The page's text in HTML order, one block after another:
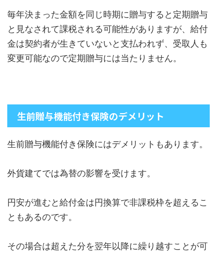
毎年決まった金額を同じ時期に贈与すると定期贈与
と見なされて課税される可能性がありますが、給付
金は契約者が生きていないと支払われず、受取人も
変更可能なので定期贈与には当たりません。
生前贈与機能付き保険のデメリット
生前贈与機能付き保険にはデメリットもあります。
外貨建てでは為替の影響を受けます。
円安が進むと給付金は円換算で非課税枠を超えるこ
ともあるのです。
その場合は超えた分を翌年以降に繰り越すことが可